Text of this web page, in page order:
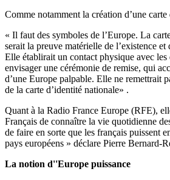
Comme notamment la création d’une carte
« Il faut des symboles de l’Europe. La
serait la preuve matérielle de l’existence et
Elle établirait un contact physique avec
envisager une cérémonie de remise, qui
d’une Europe palpable. Elle ne remettrait
de la carte d’identité nationale» .
Quant à la Radio France Europe (RFE),
Français de connaître la vie quotidienne
de faire en sorte que les français puissent
pays européens » déclare Pierre Bernard-
La notion d''Europe puissance